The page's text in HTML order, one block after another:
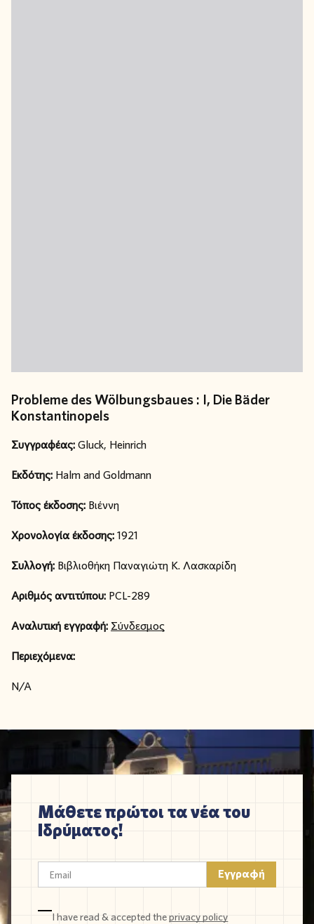
Probleme des Wölbungsbaues : I, Die Bäder
Konstantinopels
Συγγραφέας:Gluck, Heinrich
Εκδότης: Halm and Goldmann
Τόπος έκδοσης: Βιέννη
Χρονολογία έκδοσης:1921
Συλλογή: Βιβλιοθήκη Παναγιώτη Κ. Λασκαρίδη
Αριθμός αντιτύπου: PCL-289
Αναλυτική εγγραφή: Σύνδεσμος
Περιεχόμενα:
N/A
Μάθετε πρώτοι τα νέα του
Ιδρύματος!
I have read & accepted theprivacy policy